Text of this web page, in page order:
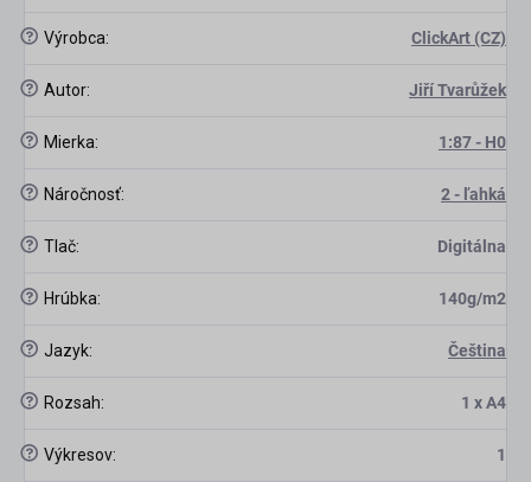
? Výrobca: ClickArt (CZ)
? Autor: Jiří Tvarůžek
? Mierka: 1:87 - H0
? Náročnosť: 2 - ľahká
? Tlač: Digitálna
? Hrúbka: 140g/m2
? Jazyk: Čeština
? Rozsah: 1 x A4
? Výkresov: 1